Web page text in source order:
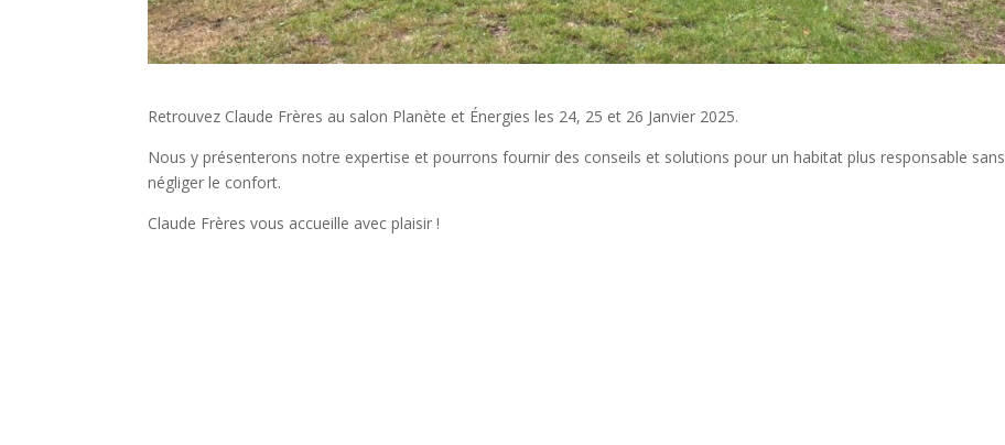
Retrouvez Claude Frères au salon Planète et Énergies les 24, 25 et 26 Janvier 2025.
Nous y présenterons notre expertise et pourrons fournir des conseils et solutions pour un habitat plus responsable sans
négliger le confort.
Claude Frères vous accueille avec plaisir !